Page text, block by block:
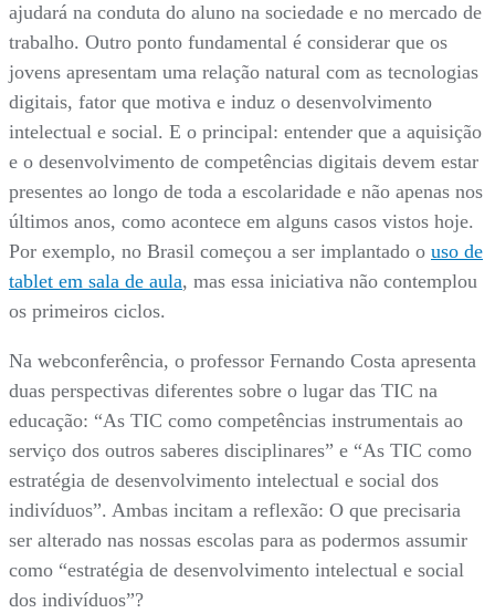
ajudará na conduta do aluno na sociedade e no mercado de
trabalho. Outro ponto fundamental é considerar que os
jovens apresentam uma relação natural com as tecnologias
digitais, fator que motiva e induz o desenvolvimento
intelectual e social. E o principal: entender que a aquisição
e o desenvolvimento de competências digitais devem estar
presentes ao longo de toda a escolaridade e não apenas nos
últimos anos, como acontece em alguns casos vistos hoje.
Por exemplo, no Brasil começou a ser implantado o uso de
tablet em sala de aula, mas essa iniciativa não contemplou
os primeiros ciclos.
Na webconferência, o professor Fernando Costa apresenta
duas perspectivas diferentes sobre o lugar das TIC na
educação: “As TIC como competências instrumentais ao
serviço dos outros saberes disciplinares” e “As TIC como
estratégia de desenvolvimento intelectual e social dos
indivíduos”. Ambas incitam a reflexão: O que precisaria
ser alterado nas nossas escolas para as podermos assumir
como “estratégia de desenvolvimento intelectual e social
dos indivíduos”?